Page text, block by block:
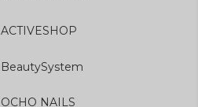
ACTIVESHOP
BeautySystem
OCHO NAILS